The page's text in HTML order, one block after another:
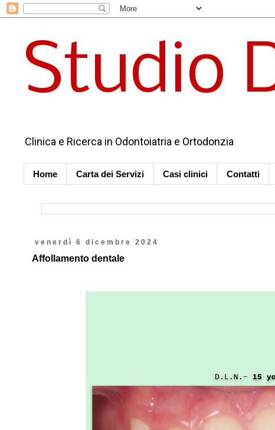
Studio
Clinica e Ricerca in Odontoiatria e Ortodonzia
Home Carta dei Servizi Casi clinici Contatti
venerdì 6 dicembre 2024
Affollamento dentale